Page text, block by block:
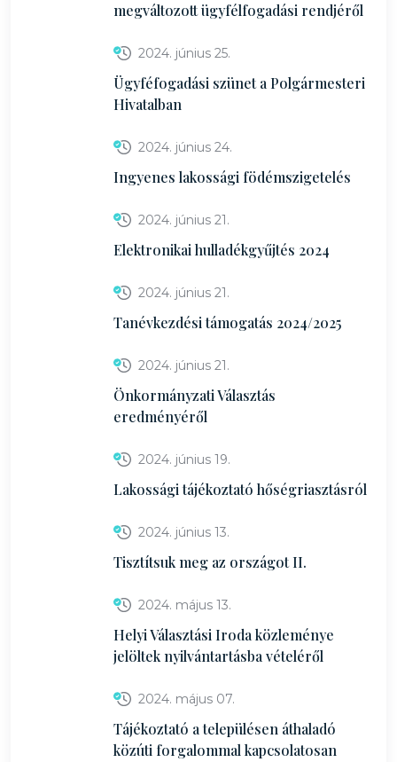
megváltozott ügyfélfogadási rendjéről
2024. június 25.
Ügyféfogadási szünet a Polgármesteri
Hivatalban
2024. június 24.
Ingyenes lakossági födémszigetelés
2024. június 21.
Elektronikai hulladékgyűjtés 2024
2024. június 21.
Tanévkezdési támogatás 2024/2025
2024. június 21.
Önkormányzati Választás
eredményéről
2024. június 19.
Lakossági tájékoztató hőségriasztásról
2024. június 13.
Tisztítsuk meg az országot II.
2024. május 13.
Helyi Választási Iroda közleménye
jelöltek nyilvántartásba vételéről
2024. május 07.
Tájékoztató a településen áthaladó
közúti forgalommal kapcsolatosan